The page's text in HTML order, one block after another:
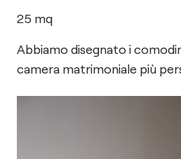
25 mq
Abbiamo disegnato i
camera matrimoniale più